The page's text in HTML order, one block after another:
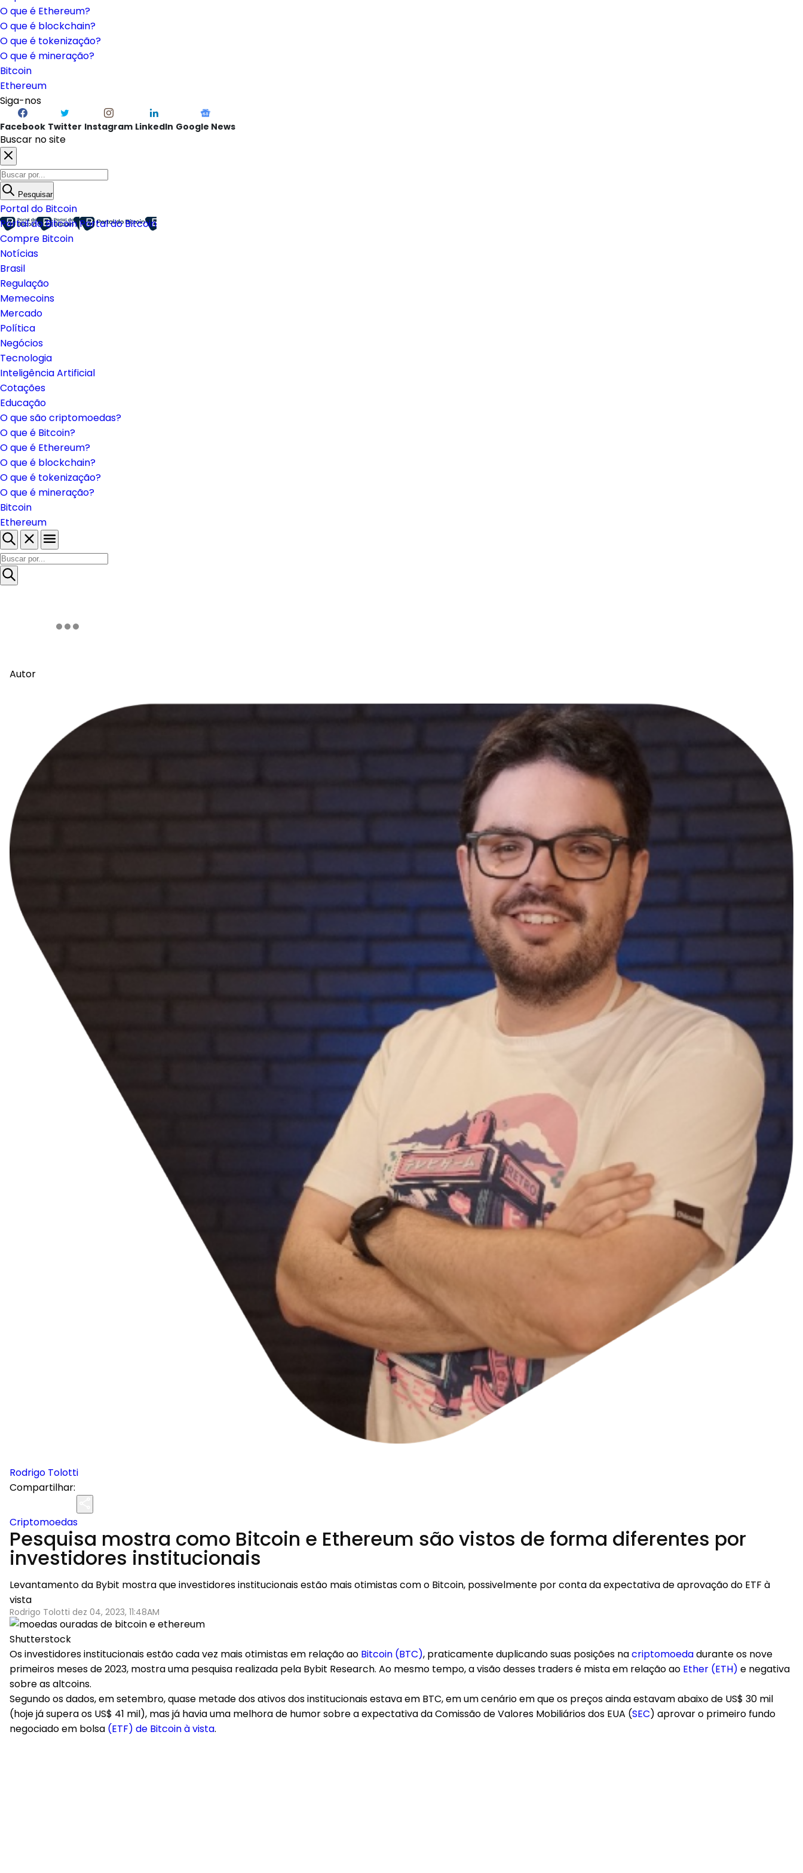
O que é Ethereum?
O que é blockchain?
O que é tokenização?
O que é mineração?
Bitcoin
Ethereum
Siga-nos
Facebook Twitter Instagram LinkedIn Google News
Buscar no site
Pesquisar
Portal do Bitcoin
Portal do BitcoinPortal do Bitcoin
Compre Bitcoin
Notícias
Brasil
Regulação
Memecoins
Mercado
Política
Negócios
Tecnologia
Inteligência Artificial
Cotações
Educação
O que são criptomoedas?
O que é Bitcoin?
O que é Ethereum?
O que é blockchain?
O que é tokenização?
O que é mineração?
Bitcoin
Ethereum
Autor
Rodrigo Tolotti
Compartilhar:
Criptomoedas
Pesquisa mostra como Bitcoin e Ethereum são vistos de forma diferentes por
investidores institucionais
Levantamento da Bybit mostra que investidores institucionais estão mais otimistas com o Bitcoin, possivelmente por conta da expectativa de aprovação do ETF à
vista
Rodrigo Tolotti dez 04, 2023, 11:48AM
Shutterstock
Os investidores institucionais estão cada vez mais otimistas em relação ao Bitcoin (BTC), praticamente duplicando suas posições nacriptomoedadurante os nove
primeiros meses de 2023, mostra uma pesquisa realizada pela Bybit Research. Ao mesmo tempo, a visão desses traders é mista em relação ao Ether (ETH) e negativa
sobre as altcoins.
Segundo os dados, em setembro, quase metade dos ativos dos institucionais estava em BTC, em um cenário em que os preços ainda estavam abaixo de US$ 30 mil
(hoje já supera os US$ 41 mil), mas já havia uma melhora de humor sobre a expectativa da Comissão de Valores Mobiliários dos EUA (SEC) aprovar o primeiro fundo
negociado em bolsa (ETF) de Bitcoin à vista.